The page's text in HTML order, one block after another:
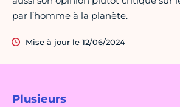
Plusieurs
par l’homme à la planète.
Mise à jour le 12/06/2024